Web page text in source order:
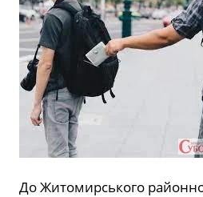
До Житомирського